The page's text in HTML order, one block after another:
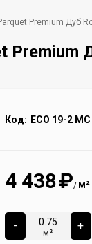
Premium Дуб
Код: ECO 19-2 MC
4 438₽/ м²
-
м²
+